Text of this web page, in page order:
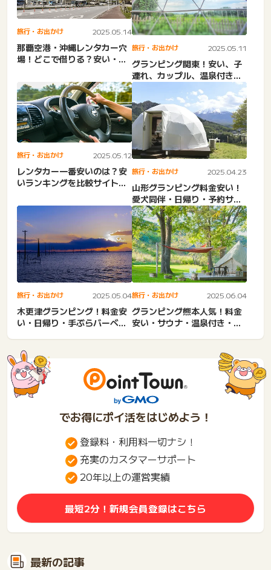
旅行・お出かけ 2025.05.14
那覇空港・沖縄レンタカー穴
場！どこで借りる？安い・送
待...
旅行・お出かけ 2025.05.11
グランピング関東！安い、子
連れ、カップル、温泉付き・
空き状況・学生・トイレ付
き...
旅行・お出かけ 2025.05.12
レンタカー一番安いのは？安
いランキングを比較サイトで
ど...
旅行・お出かけ 2025.04.23
山形グランピング料金安い！
愛犬同伴・日帰り・予約サイ
ト・じゃらん・コテージ・
酒...
旅行・お出かけ 2025.05.04
木更津グランピング！料金安
い・日帰り・手ぶらバーベキ
旅行・お出かけ 2025.06.04
グランピング熊本人気！料金
安い・サウナ・温泉付き・カ
でお得にポイ活をはじめよう！
登録料・利用料一切ナシ！
充実のカスタマーサポート
20年以上の運営実績
最短2分！新規会員登録はこちら
最新の記事